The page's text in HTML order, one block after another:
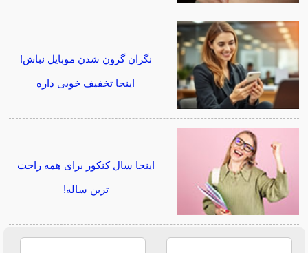
نگران گرون شدن موبایل نباش!
اینجا تخفیف خوبی داره
اینجا سال کنکور برای همه راحت
ترین ساله!